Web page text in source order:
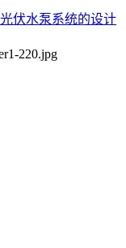
光伏水泵系统的设计